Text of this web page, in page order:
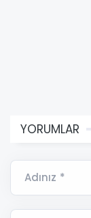
YORUMLAR
Adınız *